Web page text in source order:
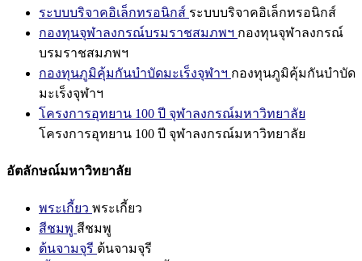
ระบบบริจาคอิเล็กทรอนิกส์ ระบบบริจาคอิเล็กทรอนิกส์
กองทุนจุฬาลงกรณ์บรมราชสมภพฯ กองทุนจุฬาลงกรณ์
บรมราชสมภพฯ
กองทุนภูมิคุ้มกันบำบัดมะเร็งจุฬาฯ กองทุนภูมิคุ้มกันบำบัด
มะเร็งจุฬาฯ
โครงการอุทยาน 100 ปี จุฬาลงกรณ์มหาวิทยาลัย
โครงการอุทยาน 100 ปี จุฬาลงกรณ์มหาวิทยาลัย
อัตลักษณ์มหาวิทยาลัย
พระเกี้ยว พระเกี้ยว
สีชมพู สีชมพู
ต้นจามจุรี ต้นจามจุรี